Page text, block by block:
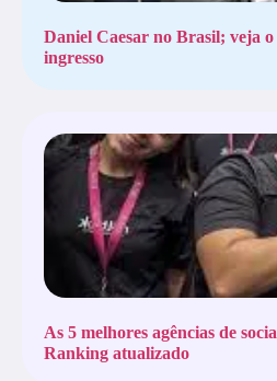
Daniel Caesar no Brasil; veja o
ingresso
As 5 melhores agências de
Ranking atualizado